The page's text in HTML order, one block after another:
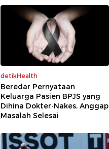
detikHealth
Beredar Pernyataan
Keluarga Pasien BPJS yang
Dihina Dokter-Nakes, Anggap
Masalah Selesai